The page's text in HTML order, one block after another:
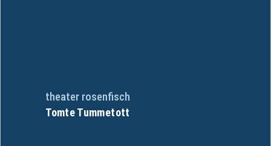
theater rosenfisch
Tomte Tummetott